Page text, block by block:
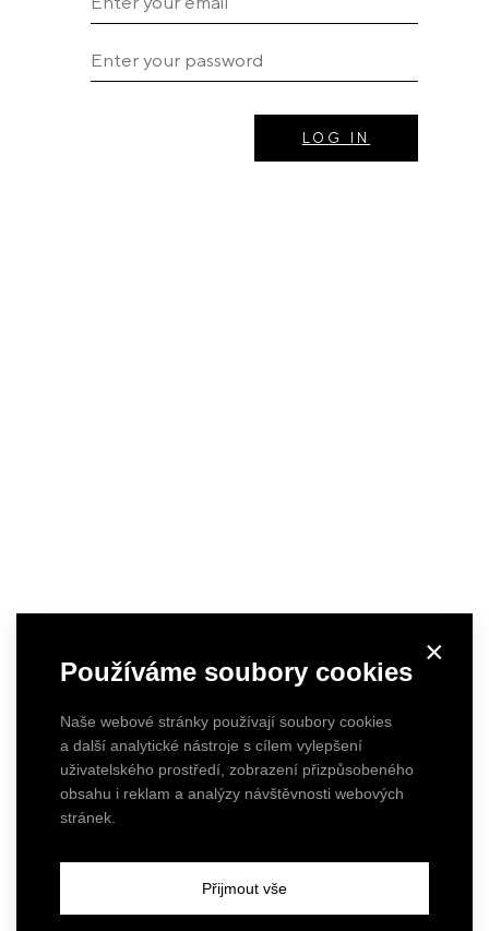
×
Používáme soubory cookies
Naše webové stránky používají soubory cookies
a další analytické nástroje s cílem vylepšení
uživatelského prostředí, zobrazení přizpůsobeného
obsahu i reklam a analýzy návštěvnosti webových
stránek.
Přijmout vše